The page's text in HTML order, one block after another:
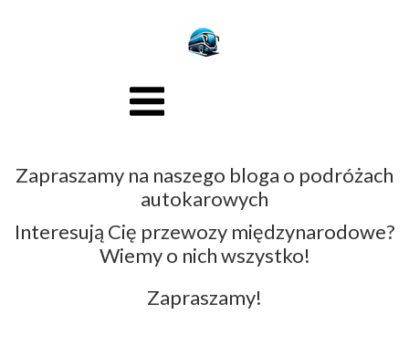
Zapraszamy na naszego bloga o podróżach
autokarowych
Interesują Cię przewozy międzynarodowe?
Wiemy o nich wszystko!
Zapraszamy!